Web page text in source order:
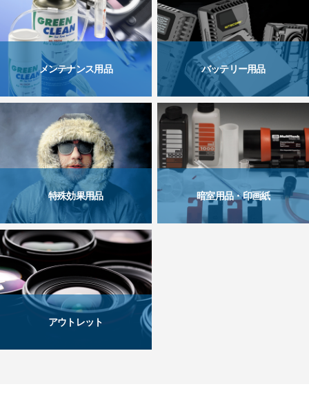
メンテナンス用品 バッテリー用品
特殊効果用品 暗室用品・印画紙
アウトレット